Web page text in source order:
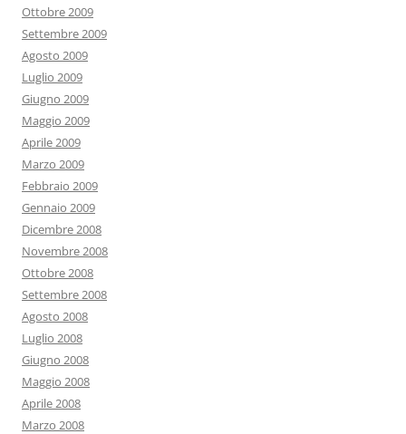
Ottobre 2009
Settembre 2009
Agosto 2009
Luglio 2009
Giugno 2009
Maggio 2009
Aprile 2009
Marzo 2009
Febbraio 2009
Gennaio 2009
Dicembre 2008
Novembre 2008
Ottobre 2008
Settembre 2008
Agosto 2008
Luglio 2008
Giugno 2008
Maggio 2008
Aprile 2008
Marzo 2008